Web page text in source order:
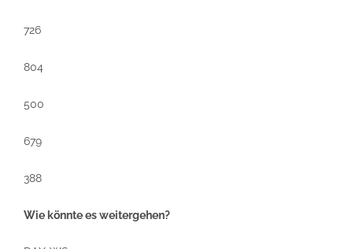
726
804
500
679
388
Wie könnte es weitergehen?